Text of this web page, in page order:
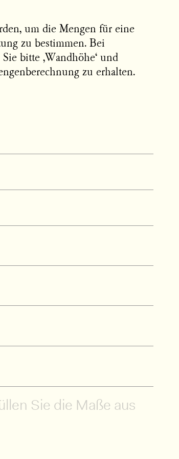
um die Mengen für eine
zu bestimmen. Bei
bitte ‚Wandhöhe‘ und
zu erhalten.
Sie die Maße aus